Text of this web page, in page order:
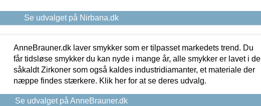
Se udvalget på Nirbana.dk
AnneBrauner.dk laver smykker som er tilpasset markedets trend. Du
får tidsløse smykker du kan nyde i mange år, alle smykker er lavet i de
såkaldt Zirkoner som også kaldes industridiamanter, et materiale der
næppe findes stærkere. Klik her for at se deres udvalg.
Se udvalget på AnneBrauner.dk